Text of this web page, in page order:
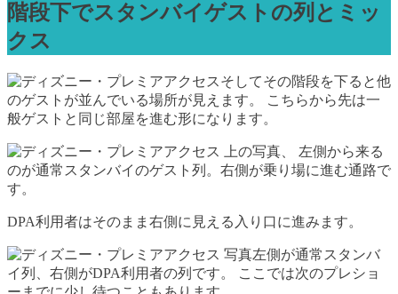
階段下でスタンバイゲストの列とミッ
クス
そしてその階段を下ると他
のゲストが並んでいる場所が見えます。 こちらから先は一
般ゲストと同じ部屋を進む形になります。
上の写真、 左側から来る
のが通常スタンバイのゲスト列。右側が乗り場に進む通路で
す。
DPA利用者はそのまま右側に見える入り口に進みます。
写真左側が通常スタンバ
イ列、右側がDPA利用者の列です。 ここでは次のプレショ